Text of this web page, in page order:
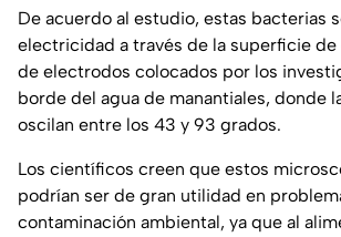
De acuerdo al estudio, estas bacterias
electricidad a través de la superficie
de electrodos colocados por los
borde del agua de manantiales, donde
oscilan entre los 43 y 93 grados.
Los científicos creen que estos
podrían ser de gran utilidad en
contaminación ambiental, ya que al